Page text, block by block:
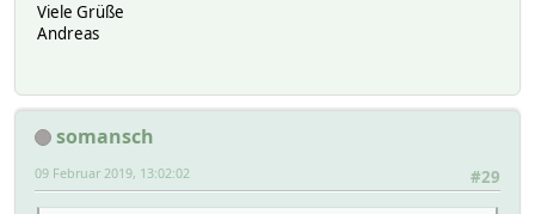
Viele Grüße
Andreas
somansch
#29
09 Februar 2019, 13:02:02